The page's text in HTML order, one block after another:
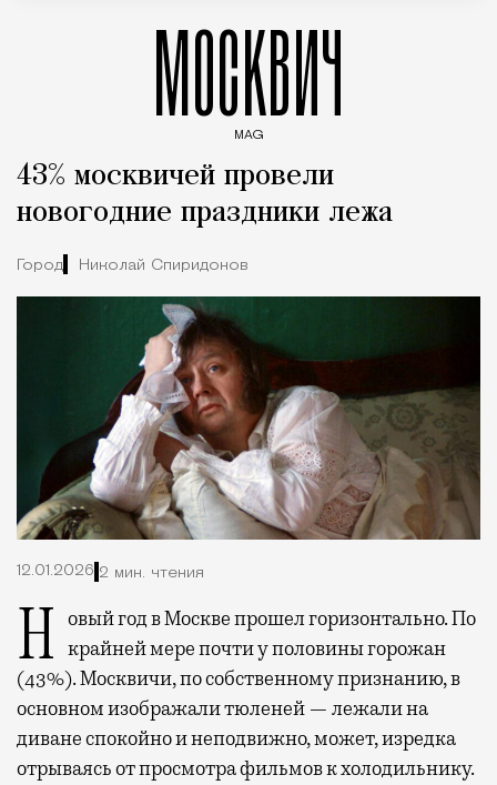
МОСКВИЧ
MAG
43% москвичей провели
новогодние праздники лежа
Город Николай Спиридонов
12.01.2026 2 мин. чтения
Новый год в Москве прошел горизонтально. По крайней мере почти у половины горожан
(43%). Москвичи, по собственному признанию, в
основном изображали тюленей — лежали на
диване спокойно и неподвижно, может, изредка
отрываясь от просмотра фильмов к холодильнику.